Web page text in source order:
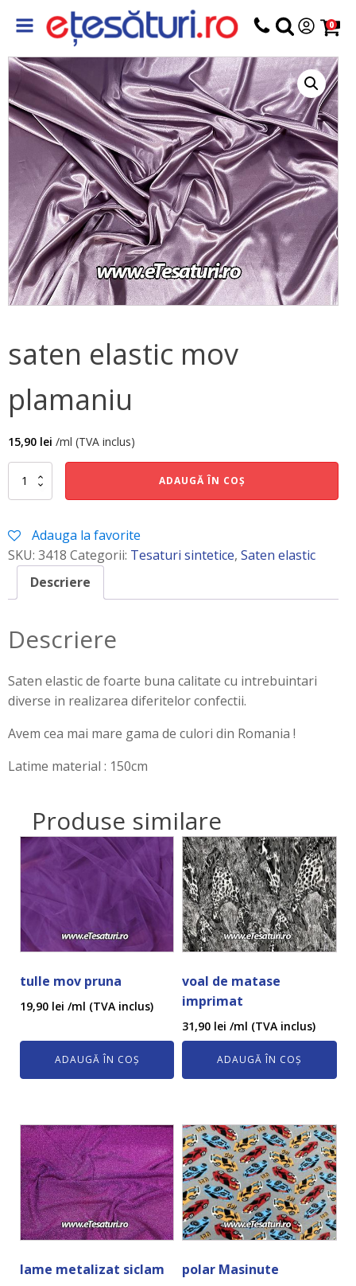
0
saten elastic mov
plamaniu
15,90 lei /ml (TVA inclus)
Cantitate
plamaniu
ADAUGĂ ÎN COȘ
Adauga la favorite
SKU: 3418 Categorii: Tesaturi sintetice, Saten elastic
Descriere
Descriere
Saten elastic de foarte buna calitate cu intrebuintari
diverse in realizarea diferitelor confectii.
Avem cea mai mare gama de culori din Romania !
Latime material : 150cm
Produse similare
tulle mov pruna
19,90 lei /ml (TVA inclus)
ADAUGĂ ÎN COȘ
voal de matase
imprimat
31,90 lei /ml (TVA inclus)
ADAUGĂ ÎN COȘ
lame metalizat siclam polar Masinute